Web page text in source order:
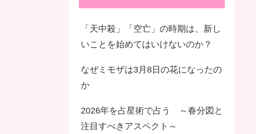
「天中殺」「空亡」の時期は、新し
いことを始めてはいけないのか？
なぜミモザは3月8日の花になったの
か
2026年を占星術で占う ～春分図と
注目すべきアスペクト～